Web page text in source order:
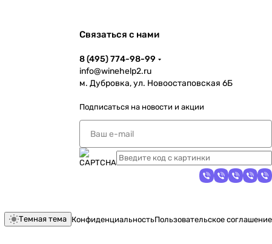
Связаться с нами
8 (495) 774-98-99
info@winehelp2.ru
м. Дубровка, ул. Новоостаповская 6Б
Подписаться на новости и акции
Темная тема КонфиденциальностьПользовательское соглашение